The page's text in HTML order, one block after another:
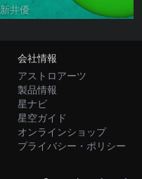
新井優
会社情報
アストロアーツ
製品情報
星ナビ
星空ガイド
オンラインショップ
プライバシー・ポリシー